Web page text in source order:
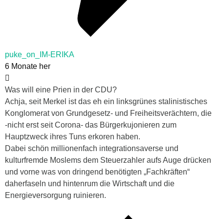
puke_on_IM-ERIKA
6 Monate her
Was will eine Prien in der CDU?
Achja, seit Merkel ist das eh ein linksgrünes stalinistisches
Konglomerat von Grundgesetz- und Freiheitsverächtern, die
-nicht erst seit Corona- das Bürgerkujonieren zum
Hauptzweck ihres Tuns erkoren haben.
Dabei schön millionenfach integrationsaverse und
kulturfremde Moslems dem Steuerzahler aufs Auge drücken
und vorne was von dringend benötigten „Fachkräften“
daherfaseln und hintenrum die Wirtschaft und die
Energieversorgung ruinieren.